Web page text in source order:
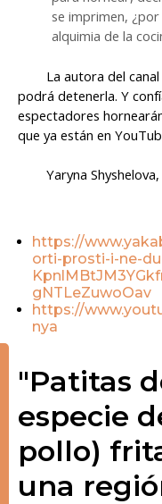
se imprimen,
alquimia de la
La autora del
podrá detenerla. Y
espectadores
que ya están en
Yaryna
https://
orti-prosti-i-ne-
gNTLeZuwoOav
https://
nya
"Patitas
especie
pollo)
una